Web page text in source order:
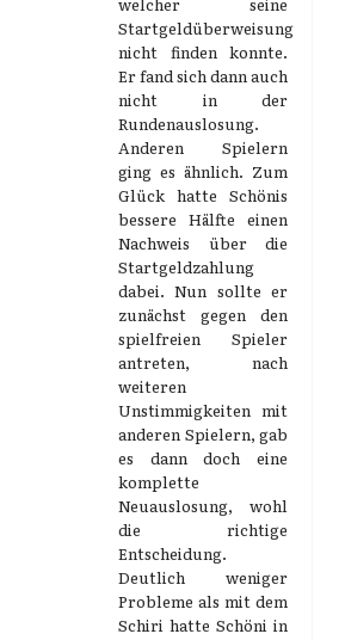
Startgeldüberweisung
nicht finden konnte.
Er fand sich dann auch
nicht in der
Rundenauslosung.
Anderen Spielern
ging es ähnlich. Zum
Glück hatte Schönis
bessere Hälfte einen
Nachweis über die
Startgeldzahlung
dabei. Nun sollte er
zunächst gegen den
spielfreien Spieler
antreten, nach
weiteren
Unstimmigkeiten mit
anderen Spielern, gab
es dann doch eine
komplette
Neuauslosung, wohl
die richtige
Entscheidung.
Deutlich weniger
Probleme als mit dem
Schiri hatte Schöni in